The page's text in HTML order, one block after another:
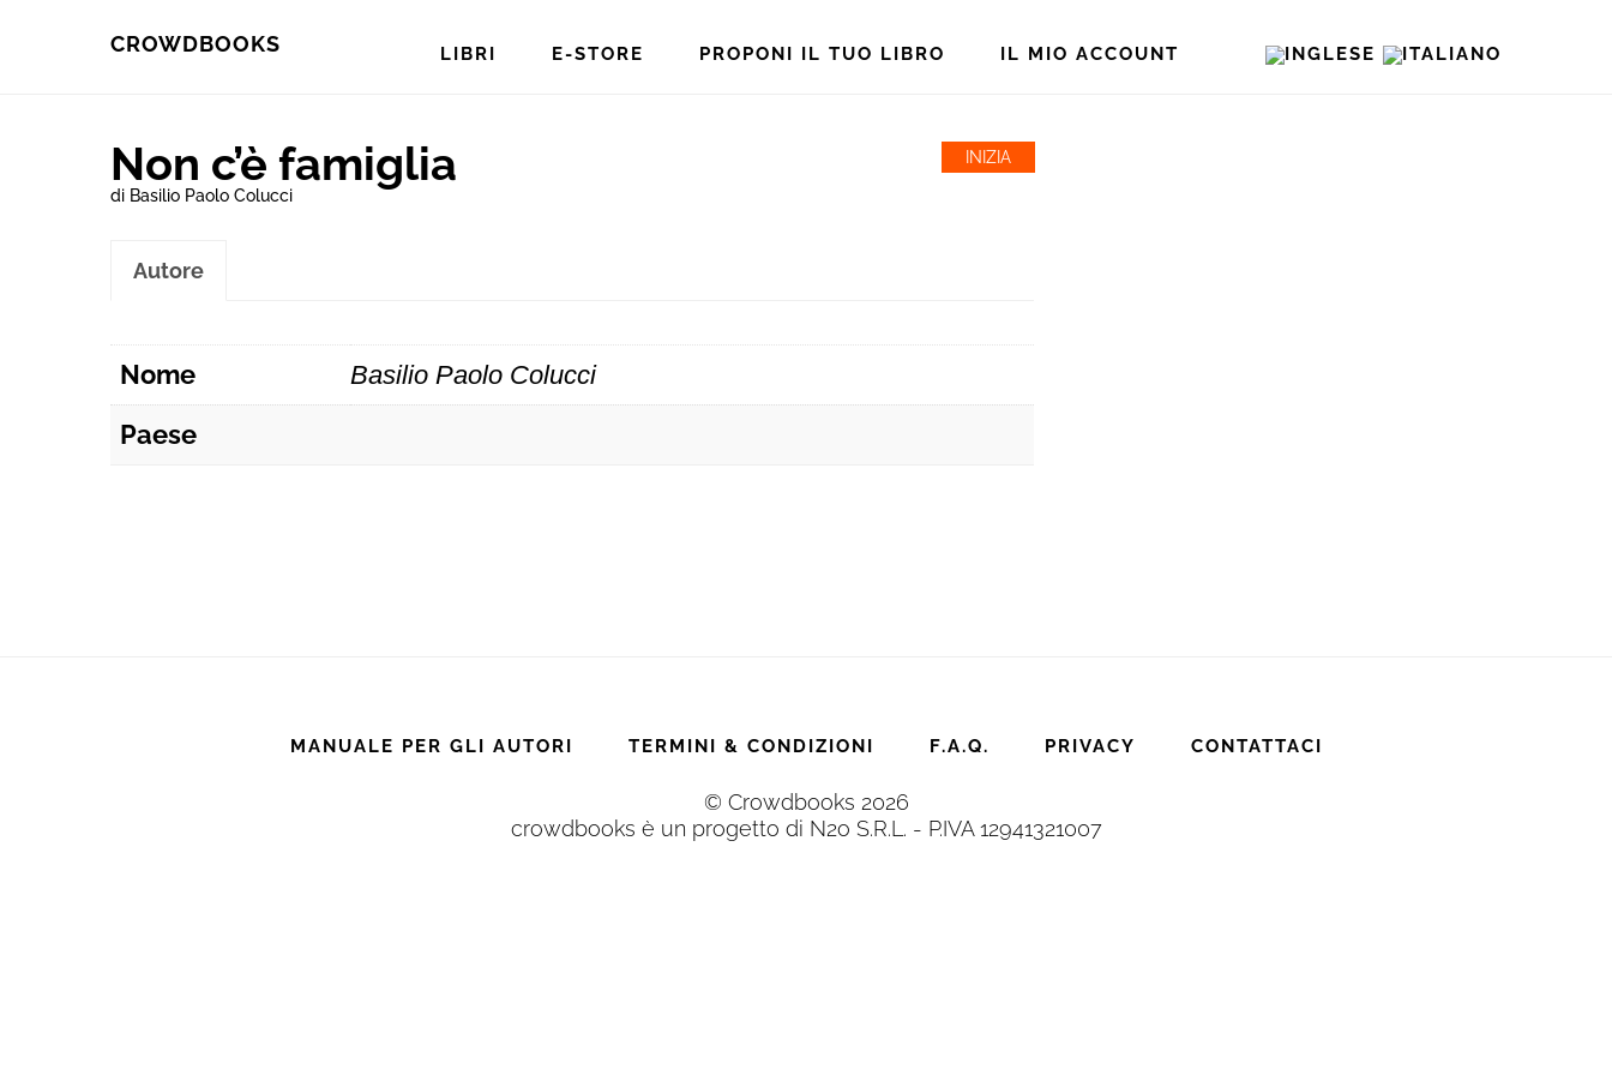
navigation
CROWDBOOKS LIBRI E-STORE PROPONI IL TUO LIBRO IL MIO ACCOUNT
INIZIA
Non c’è famiglia
di Basilio Paolo Colucci
Autore
Nome Basilio Paolo Colucci
Paese
MANUALE PER GLI AUTORI TERMINI & CONDIZIONI F.A.Q. PRIVACY CONTATTACI
© Crowdbooks 2026
crowdbooks è un progetto di N2o S.R.L. - P.IVA 12941321007